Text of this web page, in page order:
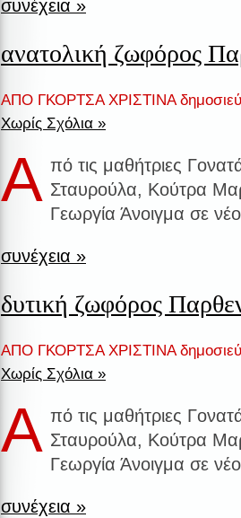
συνέχεια »
ανατολική ζωφόρος
ΑΠΟ ΓΚΟΡΤΣΑ ΧΡΙΣΤΙΝΑ
Χωρίς Σχόλια »
Α πό τις μαθήτριες
Σταυρούλα, Κούτρα
Γεωργία Άνοιγμα σε
συνέχεια »
δυτική ζωφόρος
ΑΠΟ ΓΚΟΡΤΣΑ ΧΡΙΣΤΙΝΑ
Χωρίς Σχόλια »
Α πό τις μαθήτριες
Σταυρούλα, Κούτρα
Γεωργία Άνοιγμα σε
συνέχεια »